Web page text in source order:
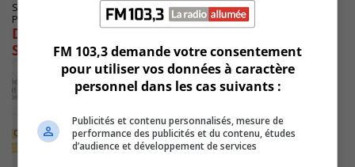
SAINT-BRUNO-DE-MONTARVILLE
Publié le 26 août 2022 à 12h00
Des travaux à venir près de la voie ferrée à
Saint-BrunoFM 103,3 demande votre consentement
pour utiliser vos données à caractère
personnel dans les cas suivants :
Publicités et contenu personnalisés, mesure de
performance des publicités et du contenu, études
d’audience et développement de services